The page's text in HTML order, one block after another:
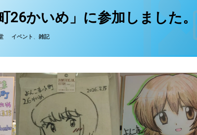
26かいめ」に参加しました。
on 2026年3月16日
カテゴリー:
イベント 、 雑記